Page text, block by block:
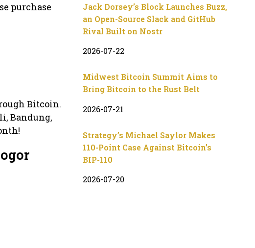
purchase
Bitcoin.
Bandung,
Jack Dorsey’s Block Launches Buzz,
an Open-Source Slack and GitHub
Rival Built on Nostr
2026-07-22
Midwest Bitcoin Summit Aims to
Bring Bitcoin to the Rust Belt
2026-07-21
Strategy’s Michael Saylor Makes
110-Point Case Against Bitcoin’s
BIP-110
2026-07-20